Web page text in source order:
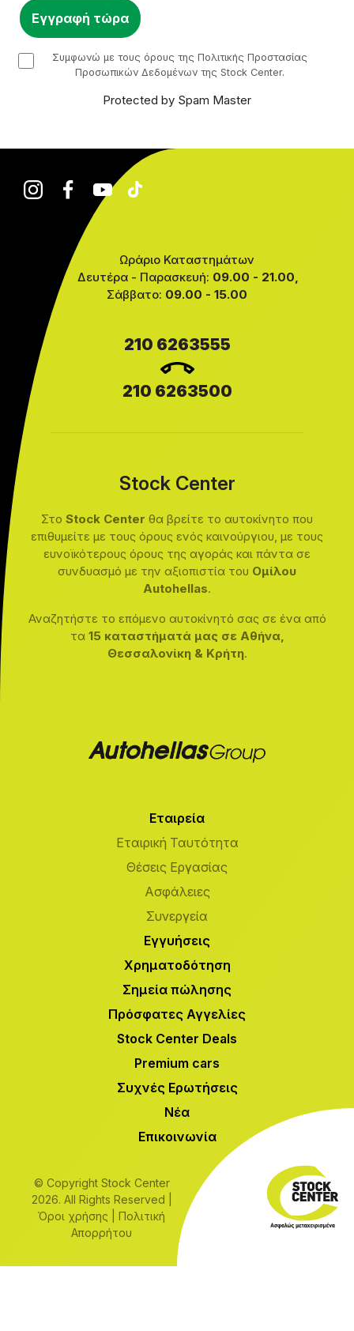
checkbox
Συμφωνώ με τους όρους της Πολιτικής Προστασίας
Προσωπικών Δεδομένων της Stock Center.
Protected by Spam Master
Ωράριο Καταστημάτων
Δευτέρα - Παρασκευή: 09.00 - 21.00,
Σάββατο: 09.00 - 15.00
210 6263555
210 6263500
Stock Center
Στο Stock Center θα βρείτε το αυτοκίνητο που
επιθυμείτε με τους όρους ενός καινούργιου, με τους
ευνοϊκότερους όρους της αγοράς και πάντα σε
συνδυασμό με την αξιοπιστία του Ομίλου
Autohellas.
Αναζητήστε το επόμενο αυτοκίνητό σας σε ένα από
τα 15 καταστήματά μας σε Αθήνα,
Θεσσαλονίκη & Κρήτη.
Εταιρεία
Εταιρική Ταυτότητα
Θέσεις Εργασίας
Ασφάλειες
Συνεργεία
Εγγυήσεις
Χρηματοδότηση
Σημεία πώλησης
Πρόσφατες Αγγελίες
Stock Center Deals
Premium cars
Συχνές Ερωτήσεις
Νέα
Επικοινωνία
© Copyright Stock Center
2026. All Rights Reserved |
Όροι χρήσης |Πολιτική
Απορρήτου